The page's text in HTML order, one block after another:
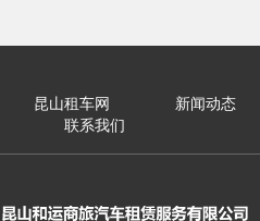
昆山租车网 新闻动态
联系我们